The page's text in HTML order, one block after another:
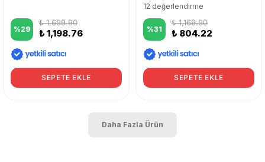
%29
₺ 1,699.90
₺ 1,198.76
SEPETE EKLE
12 değerlendirme
%31
₺ 1,169.90
₺ 804.22
SEPETE EKLE
Daha Fazla Ürün